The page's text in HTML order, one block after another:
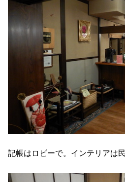
記帳はロビーで。インテリアは